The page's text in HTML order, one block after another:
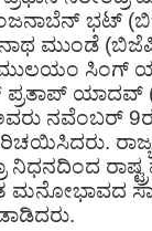
ರಂಜನಾಬೆನ್ ಭಟ್
ಮುಂಡೆ
ಮುಲಯಂ ಸಿಂಗ್
ಪ್ರತಾಪ್
ನವೆಂಬರ್
ನಿಧನದಿಂದ